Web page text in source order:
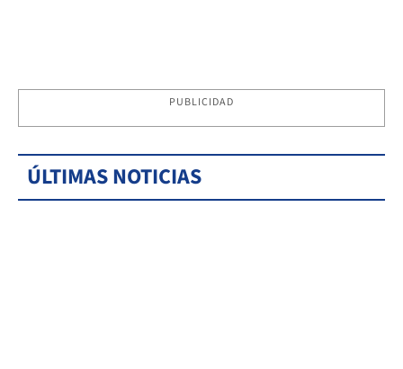
PUBLICIDAD
ÚLTIMAS NOTICIAS